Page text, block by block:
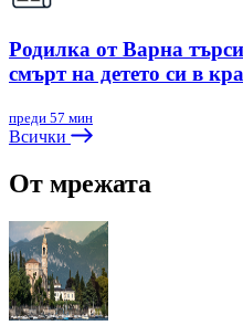
Родилка от Варна
смърт на детето си в
преди 57 мин
Всички
От мрежата